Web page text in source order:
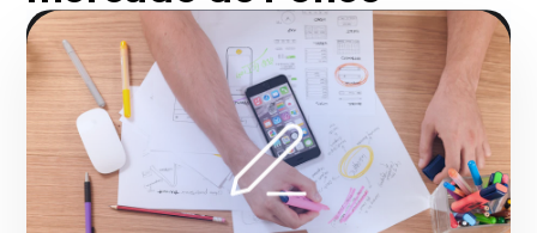
Pensando en tu negocio, si tu objetivo es
destacar, construimos mucho más que
una simple presencia. Integramos
tácticas avanzadas de diseño gráfico
publicitario y piezas gráficas y embudos